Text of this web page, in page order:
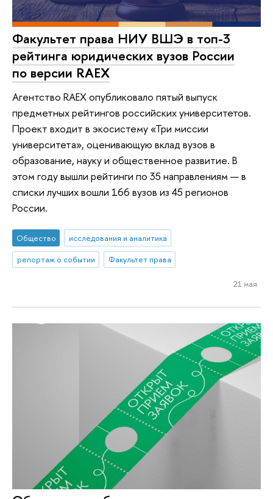
Факультет права НИУ ВШЭ в топ-3
рейтинга юридических вузов России
по версии RAEX
Агентство RAEX опубликовало пятый выпуск
предметных рейтингов российских университетов.
Проект входит в экосистему «Три миссии
университета», оценивающую вклад вузов в
образование, науку и общественное развитие. В
этом году вышли рейтинги по 35 направлениям — в
списки лучших вошли 166 вузов из 45 регионов
России.
Общество
исследования и аналитика
репортаж о событии
Факультет права
21 мая